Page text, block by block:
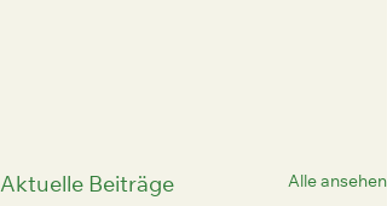
Aktuelle Beiträge Alle ansehen